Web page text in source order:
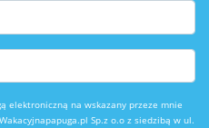
elektroniczną na wskazany przeze mnie
Sp.z o.o z siedzibą w ul.